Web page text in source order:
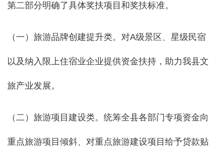
第二部分明确了具体奖扶项目和奖扶标准。
（一）旅游品牌创建提升类。对A级景区、星级民宿
以及纳入限上住宿业企业提供资金扶持，助力我县文
旅产业发展。
（二）旅游项目建设类。统筹全县各部门专项资金向
重点旅游项目倾斜、对重点旅游建设项目给予贷款贴